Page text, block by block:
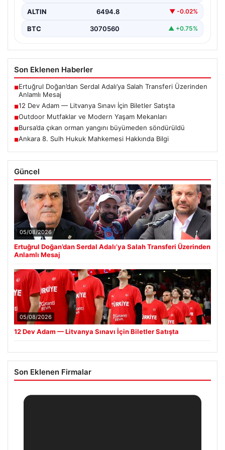
ALTIN 6494.8 ▼ -0.02%
BTC 3070560 ▲ +0.75%
Son Eklenen Haberler
■Ertuğrul Doğan’dan Serdal Adalı’ya Salah Transferi Üzerinden
Anlamlı Mesaj
■12 Dev Adam — Litvanya Sınavı İçin Biletler Satışta
■Outdoor Mutfaklar ve Modern Yaşam Mekanları
■Bursa’da çıkan orman yangını büyümeden söndürüldü
■Ankara 8. Sulh Hukuk Mahkemesi Hakkında Bilgi
Güncel
05/08/2026
Ertuğrul Doğan’dan Serdal Adalı’ya Salah Transferi Üzerinden
Anlamlı Mesaj
05/08/2026
12 Dev Adam — Litvanya Sınavı İçin Biletler Satışta
Son Eklenen Firmalar